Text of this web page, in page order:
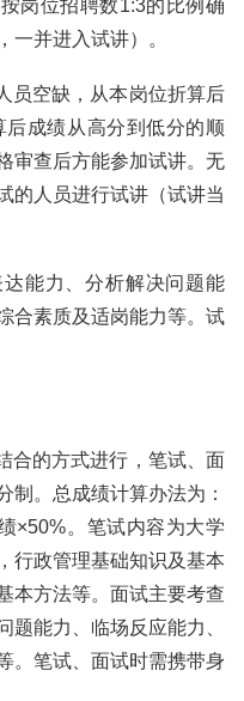
岗位招聘数1:3的比例确
一并进入试讲）。
员空缺，从本岗位折算后
成绩从高分到低分的顺
审查后方能参加试讲。无
的人员进行试讲（试讲当
能力、分析解决问题能
合素质及适岗能力等。试
合的方式进行，笔试、面
制。总成绩计算办法为：
×50%。笔试内容为大学
行政管理基础知识及基本
本方法等。面试主要考查
题能力、临场反应能力、
。笔试、面试时需携带身